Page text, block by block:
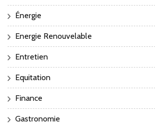
Énergie
Energie Renouvelable
Entretien
Equitation
Finance
Gastronomie